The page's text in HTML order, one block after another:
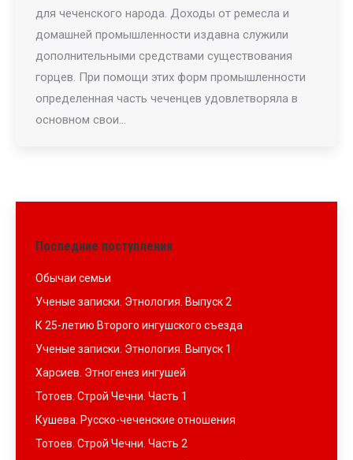
для чеченского народа. Доходы от ремесла и
домашней промышленности издавна служили
дополнительными средствами существования
горцев. При помощи этих форм промышленности
определенная часть чеченцев удовлетворяла в
основном свои…
Последние поступления
Обычаи семьи
Ученые записки. Этнология. Выпуск 2
К 25-летию Второго ингушского съезда
Ученые записки. Этнология. Выпуск 1
Харсиев. Этногенез ингушей
Тотоев. Строй Чечни. Часть 1
Кушева. Русско-чеченские отношения
Тотоев. Строй Чечни. Часть 2